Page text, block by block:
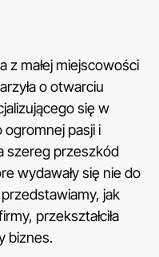
z małej miejscowości
o otwarciu
się w
ogromnej pasji i
szereg przeszkód
wydawały się nie do
jak
przekształciła
biznes.